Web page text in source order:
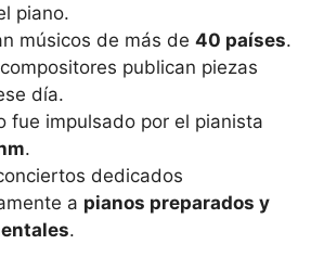
piano.
músicos de más de 40 países.
publican piezas
día.
fue impulsado por el pianista
.
dedicados
a pianos preparados y
.